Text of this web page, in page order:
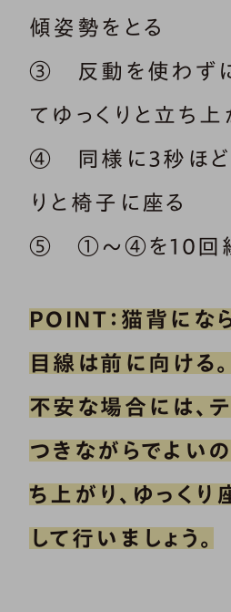
傾姿勢をとる
③ 反動を使わず
てゆっくりと立ち上
④ 同様に3秒ほど
りと椅子に座る
⑤ ①～④を10回
POINT：猫背にな
目線は前に向ける
不安な場合には、
つきながらでよい
ち上がり、ゆっくり
して行いましょう。